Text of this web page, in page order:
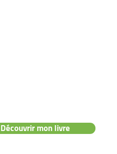
Découvrir mon livre